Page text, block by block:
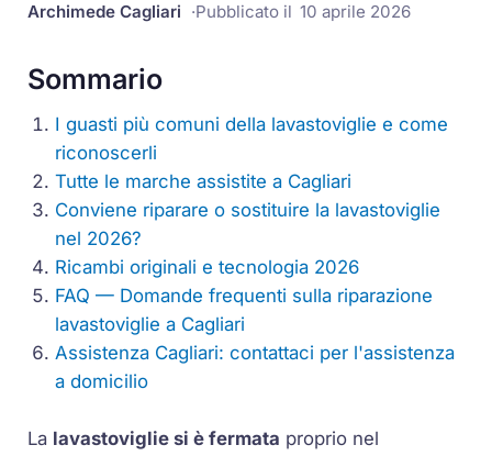
Archimede Cagliari Pubblicato il 10 aprile 2026
Sommario
I guasti più comuni della lavastoviglie e come
riconoscerli
Tutte le marche assistite a Cagliari
Conviene riparare o sostituire la lavastoviglie
nel 2026?
Ricambi originali e tecnologia 2026
FAQ — Domande frequenti sulla riparazione
lavastoviglie a Cagliari
Assistenza Cagliari: contattaci per l'assistenza
a domicilio
La lavastoviglie si è fermata proprio nel